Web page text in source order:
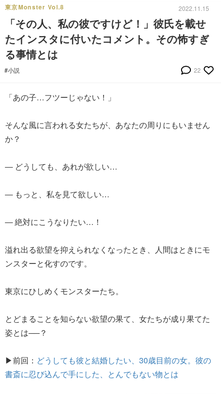
東京Monster Vol.8 2022.11.15
「その人、私の彼ですけど！」彼氏を載せ
たインスタに付いたコメント。その怖すぎ
る事情とは
#小説 22
「あの子…フツーじゃない！」
そんな風に言われる女たちが、あなたの周りにもいません
か？
― どうしても、あれが欲しい…
― もっと、私を見て欲しい…
― 絶対にこうなりたい…！
溢れ出る欲望を抑えられなくなったとき、人間はときにモ
ンスターと化すのです。
東京にひしめくモンスターたち。
とどまることを知らない欲望の果て、女たちが成り果てた
姿とは──？
▶前回： どうしても彼と結婚したい、30歳目前の女。彼の
書斎に忍び込んで手にした、とんでもない物とは